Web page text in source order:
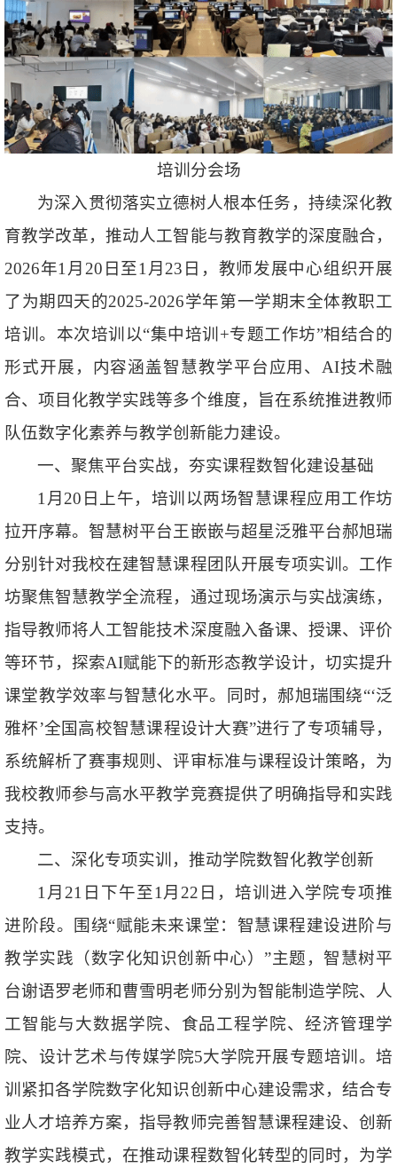
培训分会场
为深入贯彻落实立德树人根本任务，持续深化教
育教学改革，推动人工智能与教育教学的深度融合，
2026年1月20日至1月23日，教师发展中心组织开展
了为期四天的2025-2026学年第一学期末全体教职工
培训。本次培训以“集中培训+专题工作坊”相结合的
形式开展，内容涵盖智慧教学平台应用、AI技术融
合、项目化教学实践等多个维度，旨在系统推进教师
队伍数字化素养与教学创新能力建设。
一、聚焦平台实战，夯实课程数智化建设基础
1月20日上午，培训以两场智慧课程应用工作坊
拉开序幕。智慧树平台王嵌嵌与超星泛雅平台郝旭瑞
分别针对我校在建智慧课程团队开展专项实训。工作
坊聚焦智慧教学全流程，通过现场演示与实战演练，
指导教师将人工智能技术深度融入备课、授课、评价
等环节，探索AI赋能下的新形态教学设计，切实提升
课堂教学效率与智慧化水平。同时，郝旭瑞围绕“‘泛
雅杯’全国高校智慧课程设计大赛”进行了专项辅导，
系统解析了赛事规则、评审标准与课程设计策略，为
我校教师参与高水平教学竞赛提供了明确指导和实践
支持。
二、深化专项实训，推动学院数智化教学创新
1月21日下午至1月22日，培训进入学院专项推
进阶段。围绕“赋能未来课堂：智慧课程建设进阶与
教学实践（数字化知识创新中心）”主题，智慧树平
台谢语罗老师和曹雪明老师分别为智能制造学院、人
工智能与大数据学院、食品工程学院、经济管理学
院、设计艺术与传媒学院5大学院开展专题培训。培
训紧扣各学院数字化知识创新中心建设需求，结合专
业人才培养方案，指导教师完善智慧课程建设、创新
教学实践模式，在推动课程数智化转型的同时，为学